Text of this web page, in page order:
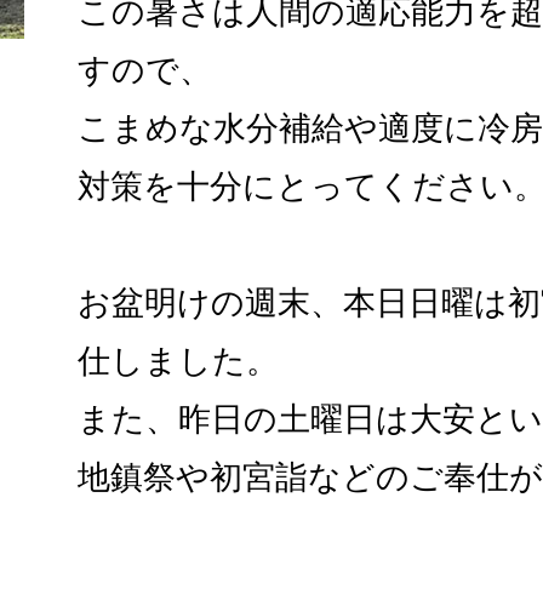
この暑さは人間の適応能力を
すので、
こまめな水分補給や適度に冷
対策を十分にとってください
お盆明けの週末、本日日曜は
仕しました。
また、昨日の土曜日は大安と
地鎮祭や初宮詣などのご奉仕